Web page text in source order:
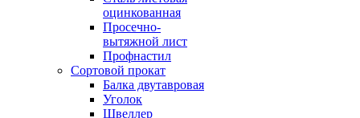
оцинкованная
Просечно-
вытяжной лист
Профнастил
Сортовой прокат
Балка двутавровая
Уголок
Швеллер